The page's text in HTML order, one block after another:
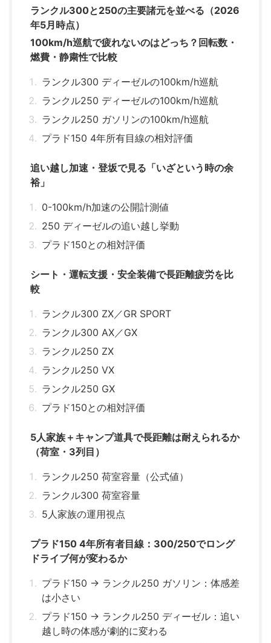
ランクル300と250の主要諸元を並べる（2026
年5月時点）
100km/h巡航で疲れないのはどっち？回転数・
燃費・静粛性で比較
ランクル300 ディーゼルの100km/h巡航
ランクル250 ディーゼルの100km/h巡航
ランクル250 ガソリンの100km/h巡航
プラド150 4年所有目線の相対評価
追い越し加速・登坂で見る「いざという時の余
裕」
0-100km/h加速の公開計測値
250 ディーゼルの追い越し挙動
プラド150との相対評価
シート・運転支援・安全装備で長距離疲労を比
較
ランクル300 ZX／GR SPORT
ランクル300 AX／GX
ランクル250 ZX
ランクル250 VX
ランクル250 GX
プラド150との相対評価
5人家族＋キャンプ道具で長距離は耐えられるか
（荷室・3列目）
ランクル250 荷室容量（公式値）
ランクル300 荷室容量
5人家族の運用視点
プラド150 4年所有者目線：300/250でロング
ドライブ何が変わるか
プラド150 → ランクル250 ガソリン：体感差
は小さい
プラド150 → ランクル250 ディーゼル：追い
越し時の体感が劇的に変わる